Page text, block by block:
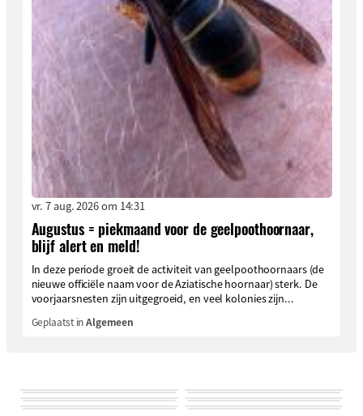
vr. 7 aug. 2026 om 14:31
Augustus = piekmaand voor de geelpoothoornaar,
blijf alert en meld!
In deze periode groeit de activiteit van geelpoothoornaars (de
nieuwe officiële naam voor de Aziatische hoornaar) sterk. De
voorjaarsnesten zijn uitgegroeid, en veel kolonies zijn...
Geplaatst inAlgemeen